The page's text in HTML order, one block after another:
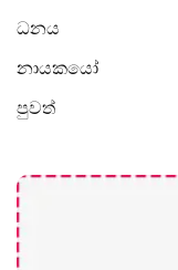
ධනය
නායකයෝ
පුවත්